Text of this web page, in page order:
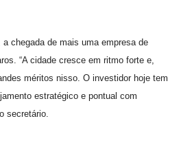
chegada de mais uma empresa de
“A cidade cresce em ritmo forte e,
méritos nisso. O investidor hoje tem
estratégico e pontual com
secretário.